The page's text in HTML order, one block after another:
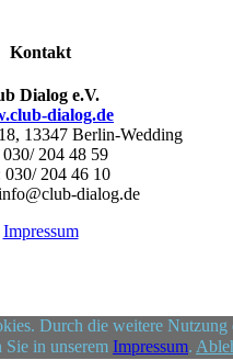
Kontakt
Dialog e.V.
dialog.de
13347 Berlin-Wedding
204 48 59
030/ 204 46 10
dialog.de
Impressum
Durch die weitere
in unserem Impressum.